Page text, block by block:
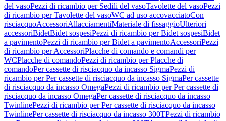
del vasoPezzi di ricambio per Sedili del vasoTavolette del vasoPezzi
di ricambio per Tavolette del vasoWC ad uso accovacciatoCon
risciacquoAccessoriAllacciamentiMateriale di fissaggioUlteriori
accessoriBidetBidet sospesiPezzi di ricambio per Bidet sospesiBidet
a pavimentoPezzi di ricambio per Bidet a pavimentoAccessoriPezzi
di ricambio per AccessoriPlacche di comando e comandi per
WCPlacche di comandoPezzi di ricambio per Placche di
comandoPer cassette di risciacquo da incasso SigmaPezzi di
ricambio per Per cassette di risciacquo da incasso SigmaPer cassette
di risciacquo da incasso OmegaPezzi di ricambio per Per cassette di
risciacquo da incasso OmegaPer cassette di risciacquo da incasso
TwinlinePezzi di ricambio per Per cassette di risciacquo da incasso
TwinlinePer cassette di risciacquo da incasso 300TPezzi di ricambio